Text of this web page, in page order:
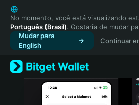
English
日本語
Tiếng Việt
Русский
Español (Latinoamérica)
Türkçe
Italiano
No momento, você está visualizando
Português (Brasil). Gostaria de mudar
Mudar para
English
Continuar